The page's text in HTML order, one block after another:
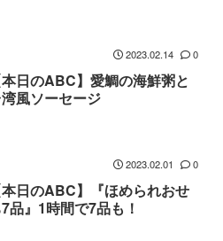
2023.02.14 0
本日のABC】愛鯛の海鮮粥と
風ソーセージ
2023.02.01 0
本日のABC】『ほめられおせ
品』1時間で7品も！